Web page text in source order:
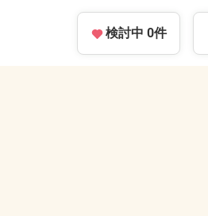
検討中 0件